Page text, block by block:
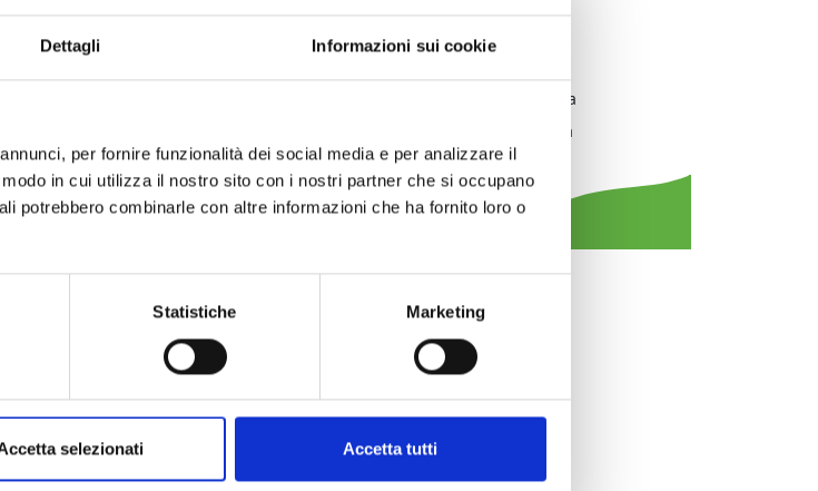
Dettagli Informazioni sui cookie
per fornire funzionalità dei social media e per analizzare il
in cui utilizza il nostro sito con i nostri partner che si occupano
potrebbero combinarle con altre informazioni che ha fornito loro o
Statistiche Marketing
selezionati Accetta tutti
come back in the church
Organistico “Organo della
concert of the season
of Sant’Anna at 18.
Information:
Sant'Anna
Stazzema
Event type:
music